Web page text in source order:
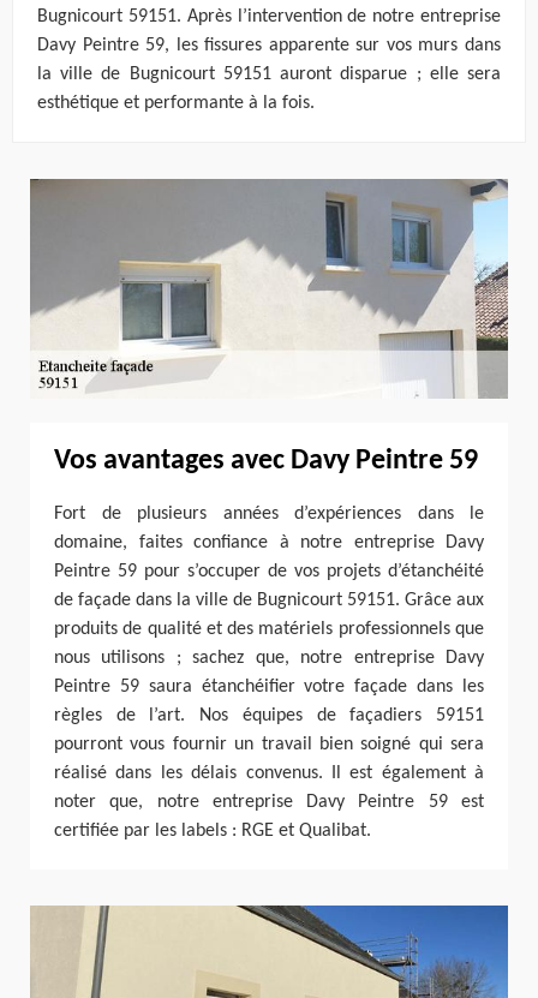
Bugnicourt 59151. Après l’intervention de notre entreprise
Davy Peintre 59, les fissures apparente sur vos murs dans
la ville de Bugnicourt 59151 auront disparue ; elle sera
esthétique et performante à la fois.
Vos avantages avec Davy Peintre 59
Fort de plusieurs années d’expériences dans le
domaine, faites confiance à notre entreprise Davy
Peintre 59 pour s’occuper de vos projets d’étanchéité
de façade dans la ville de Bugnicourt 59151. Grâce aux
produits de qualité et des matériels professionnels que
nous utilisons ; sachez que, notre entreprise Davy
Peintre 59 saura étanchéifier votre façade dans les
règles de l’art. Nos équipes de façadiers 59151
pourront vous fournir un travail bien soigné qui sera
réalisé dans les délais convenus. Il est également à
noter que, notre entreprise Davy Peintre 59 est
certifiée par les labels : RGE et Qualibat.